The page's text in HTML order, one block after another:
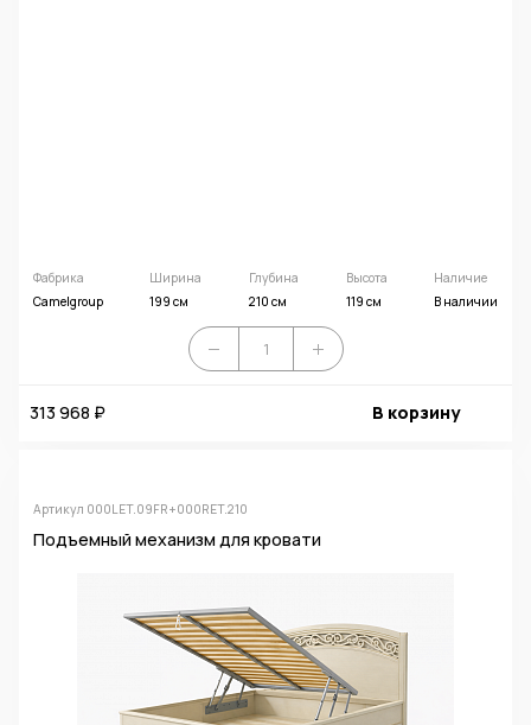
Фабрика
Camelgroup
Ширина
199 см
Глубина
210 см
Высота
119 см
Наличие
В наличии
313 968 ₽ В корзину
Артикул 000LET.09FR+000RET.210
Подъемный механизм для кровати